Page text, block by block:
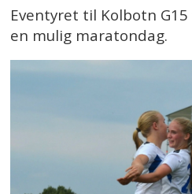
Eventyret til Kolbotn
en mulig maratondag.